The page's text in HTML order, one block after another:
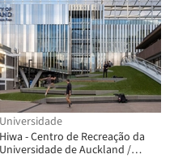
Universidade
Hiwa - Centro de Recreação da
Universidade de Auckland /